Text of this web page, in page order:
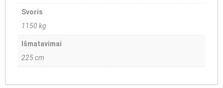
Svoris
1150 kg
Išmatavimai
225 cm